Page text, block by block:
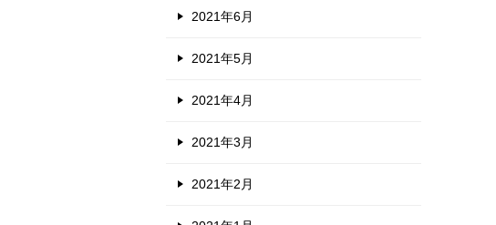
2021年6月
2021年5月
2021年4月
2021年3月
2021年2月